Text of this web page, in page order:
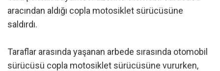
aracından aldığı copla motosiklet sürücüsüne
saldırdı.
Taraflar arasında yaşanan arbede sırasında otomobil
sürücüsü copla motosiklet sürücüsüne vururken,